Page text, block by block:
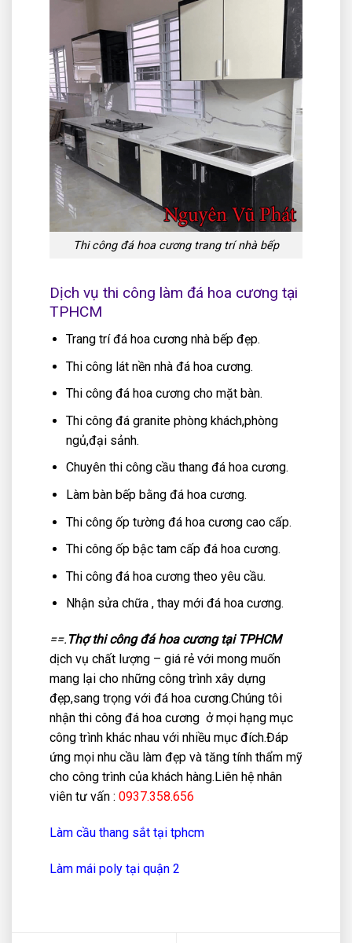
Thi công đá hoa cương trang trí nhà bếp
Dịch vụ thi công làm đá hoa cương tại
TPHCM
Trang trí đá hoa cương nhà bếp đẹp.
Thi công lát nền nhà đá hoa cương.
Thi công đá hoa cương cho mặt bàn.
Thi công đá granite phòng khách,phòng
ngủ,đại sảnh.
Chuyên thi công cầu thang đá hoa cương.
Làm bàn bếp bằng đá hoa cương.
Thi công ốp tường đá hoa cương cao cấp.
Thi công ốp bậc tam cấp đá hoa cương.
Thi công đá hoa cương theo yêu cầu.
Nhận sửa chữa , thay mới đá hoa cương.
==. Thợ thi công đá hoa cương tại TPHCM
dịch vụ chất lượng – giá rẻ với mong muốn
mang lại cho những công trình xây dựng
đẹp,sang trọng với đá hoa cương.Chúng tôi
nhận thi công đá hoa cương ở mọi hạng mục
công trình khác nhau với nhiều mục đích.Đáp
ứng mọi nhu cầu làm đẹp và tăng tính thẩm mỹ
cho công trình của khách hàng.Liên hệ nhân
viên tư vấn : 0937.358.656
Làm cầu thang sắt tại tphcm
Làm mái poly tại quận 2